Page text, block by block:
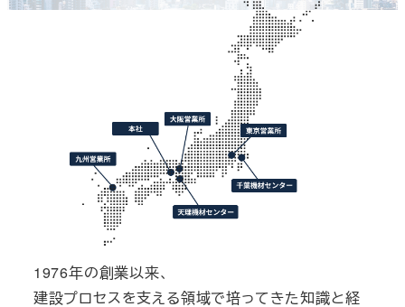
1976年の創業以来、
建設プロセスを支える領域で培ってきた知識と経